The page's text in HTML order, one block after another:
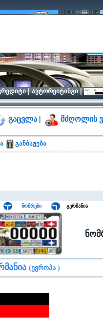
|ავტორეიტინგი|
გაცვლა | მძღოლის
განბაჟება
ნომრები გერმანია
(ევროპა )